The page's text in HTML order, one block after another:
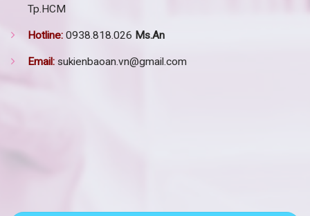
Tp.HCM
Hotline: 0938.818.026 Ms.An
Email: sukienbaoan.vn@gmail.com